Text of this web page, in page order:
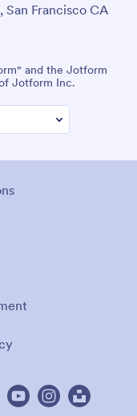
Francisco CA
and the Jotform
Jotform Inc.